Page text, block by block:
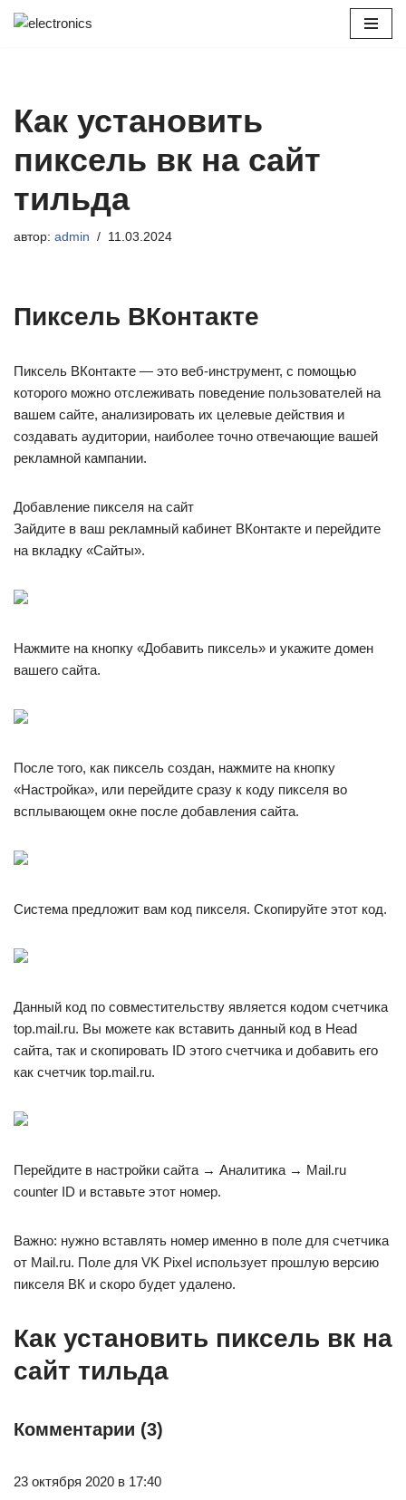
Как установить
пиксель вк на сайт
тильда
автор: admin 11.03.2024
Пиксель ВКонтакте
Пиксель ВКонтакте — это веб-инструмент, с помощью
которого можно отслеживать поведение пользователей на
вашем сайте, анализировать их целевые действия и
создавать аудитории, наиболее точно отвечающие вашей
рекламной кампании.
Добавление пикселя на сайт
Зайдите в ваш рекламный кабинет ВКонтакте и перейдите
на вкладку «Сайты».
Нажмите на кнопку «Добавить пиксель» и укажите домен
вашего сайта.
После того, как пиксель создан, нажмите на кнопку
«Настройка», или перейдите сразу к коду пикселя во
всплывающем окне после добавления сайта.
Система предложит вам код пикселя. Скопируйте этот код.
Данный код по совместительству является кодом счетчика
top.mail.ru. Вы можете как вставить данный код в Head
сайта, так и скопировать ID этого счетчика и добавить его
как счетчик top.mail.ru.
Перейдите в настройки сайта → Аналитика → Mail.ru
counter ID и вставьте этот номер.
Важно: нужно вставлять номер именно в поле для счетчика
от Mail.ru. Поле для VK Pixel использует прошлую версию
пикселя ВК и скоро будет удалено.
Как установить пиксель вк на
сайт тильда
Комментарии (3)
23 октября 2020 в 17:40